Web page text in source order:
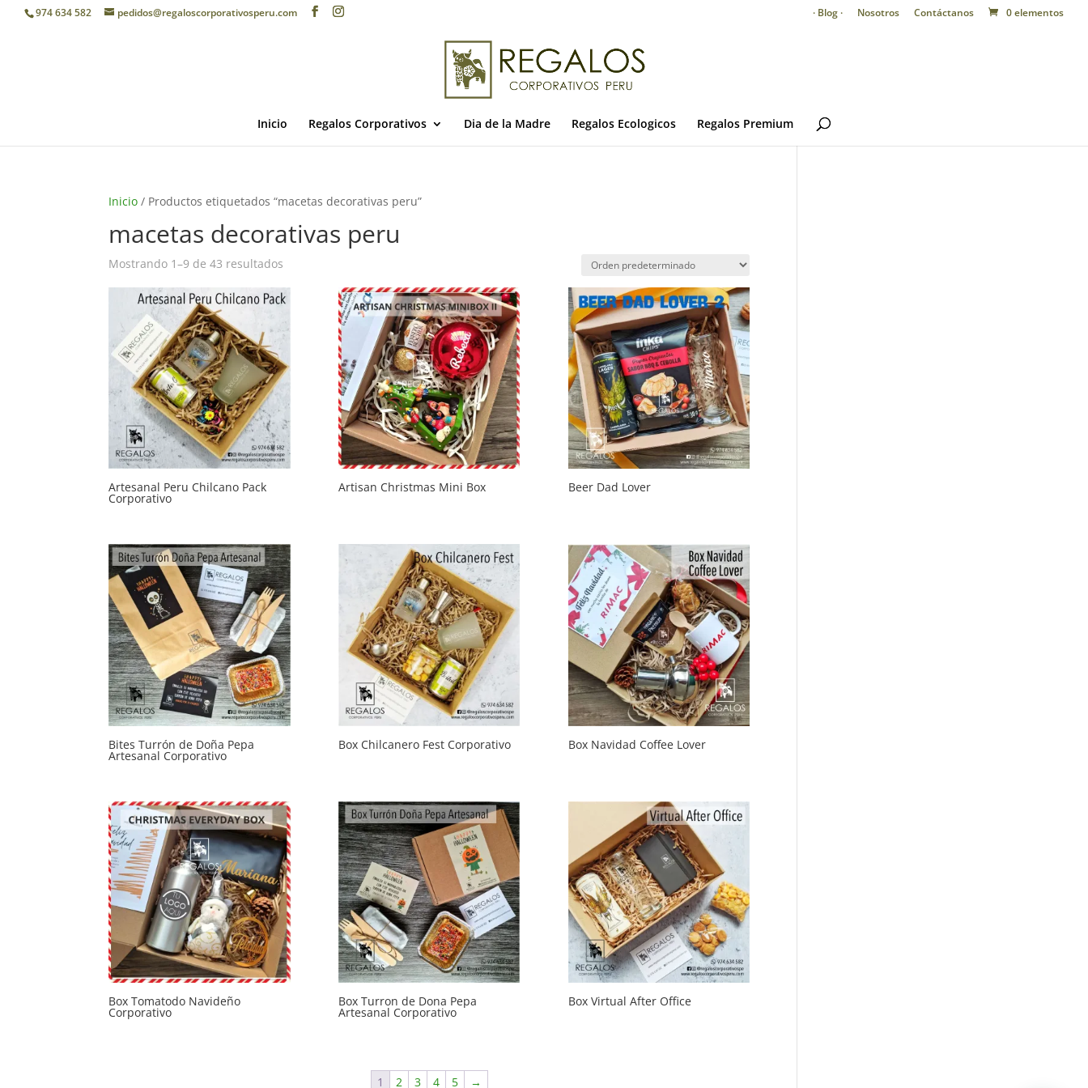
974 634 582 pedidos@regaloscorporativosperu.com · Blog · Nosotros Contáctanos 0 elementos
Inicio Regalos Corporativos Dia de la Madre Regalos Ecologicos Regalos Premium
Inicio / Productos etiquetados “macetas decorativas peru”
macetas decorativas peru
Mostrando 1–9 de 43 resultados
Artesanal Peru Chilcano Pack
Corporativo
Artisan Christmas Mini Box Beer Dad Lover
Bites Turrón de Doña Pepa
Artesanal Corporativo
Box Chilcanero Fest Corporativo Box Navidad Coffee Lover
Box Tomatodo Navideño
Corporativo
Box Turron de Dona Pepa
Artesanal Corporativo
Box Virtual After Office
1 2 3 4 5 →